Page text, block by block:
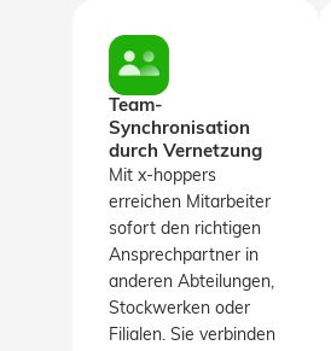
Team-
Synchronisation
durch Vernetzung
Mit x-hoppers
erreichen Mitarbeiter
sofort den richtigen
Ansprechpartner in
anderen Abteilungen,
Stockwerken oder
Filialen. Sie verbinden